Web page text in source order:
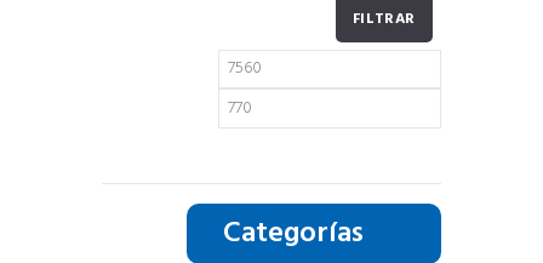
mínimo
máximo
FILTRAR
Categorías